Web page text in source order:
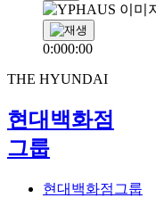
0:000:00
THE HYUNDAI
현대백화점
그룹
현대백화점그룹